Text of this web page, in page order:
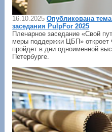
16.10.2025 Опубликована
заседания PulpFor 2025
Пленарное заседание «Свой
меры поддержки ЦБП» откроет
пройдет в дни одноименной
Петербурге.